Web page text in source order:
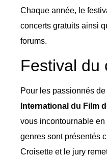
Chaque année, le
concerts gratuits ainsi
forums.
Festival du
Pour les passionnés
International du Film
vous incontournable
genres sont présentés
Croisette et le jury